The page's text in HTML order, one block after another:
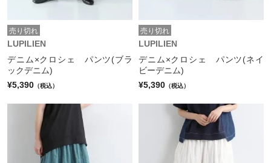
売り切れ
LUPILIEN
デニム×クロシェ パンツ(ブラ
ックデニム)
¥5,390 （税込）
売り切れ
LUPILIEN
デニム×クロシェ パンツ(ネイ
ビーデニム)
¥5,390 （税込）